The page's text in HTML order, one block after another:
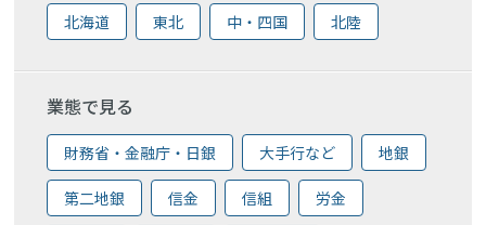
北海道 東北 中・四国 北陸
業態で見る
財務省・金融庁・日銀 大手行など 地銀
第二地銀 信金 信組 労金